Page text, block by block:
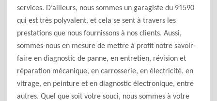
services. D’ailleurs, nous sommes un garagiste du 91590
qui est très polyvalent, et cela se sent à travers les
prestations que nous fournissons à nos clients. Aussi,
sommes-nous en mesure de mettre à profit notre savoir-
faire en diagnostic de panne, en entretien, révision et
réparation mécanique, en carrosserie, en électricité, en
vitrage, en peinture et en diagnostic électronique, entre
autres. Quel que soit votre souci, nous sommes à votre